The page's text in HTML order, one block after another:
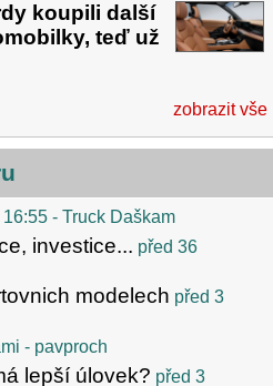
koupili další
teď už
zobrazit vše
16:55 - Truck Daškam
investice... před 36
modelech před 3
- pavproch
lepší úlovek? před 3